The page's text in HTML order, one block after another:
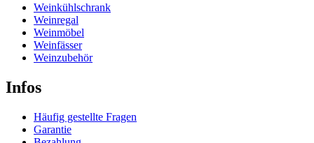
Weinkühlschrank
Weinregal
Weinmöbel
Weinfässer
Weinzubehör
Infos
Häufig gestellte Fragen
Garantie